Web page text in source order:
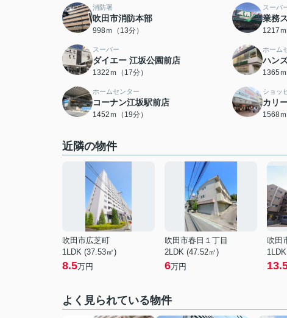
消防署
吹田市消防本部
998ｍ（13分）
スーパ
業務
1217ｍ
スーパー
ダイエー 江坂公園前店
1322ｍ（17分）
ホーム
ハン
1365ｍ
ホームセンター
コーナン江坂駅前店
1452ｍ（19分）
ショッ
カリ
1568ｍ
近隣の物件
吹田市広芝町
1LDK (37.53㎡)
8.5万円
吹田市春日１丁目
2LDK (47.52㎡)
6万円
吹田
よく見られている物件